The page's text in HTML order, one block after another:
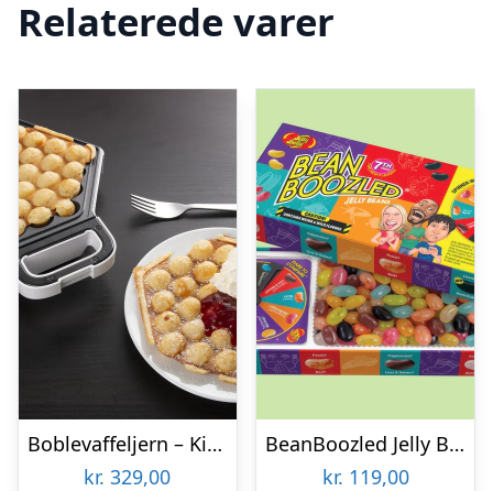
Relaterede varer
Boblevaffeljern – KitchPro
kr. 329,00
BeanBoozled Jelly Beans Box 7th Edition
kr. 119,00